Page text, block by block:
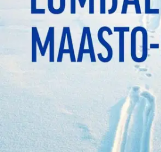
Tarkista
Ei saatavilla
Tuotekuvaus